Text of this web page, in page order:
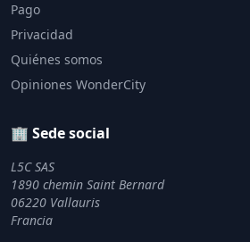
Pago
Privacidad
Quiénes somos
Opiniones WonderCity
🏢 Sede social
L5C SAS
1890 chemin Saint Bernard
06220 Vallauris
Francia